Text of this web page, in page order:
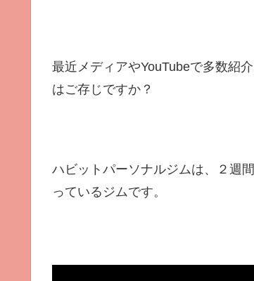
最近メディアやYouTubeで多数紹
はご存じですか？
ハビットパーソナルジムは、２週
っているジムです。